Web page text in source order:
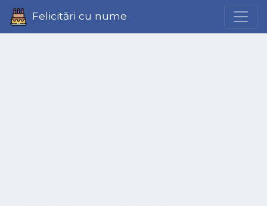
Felicitări cu nume